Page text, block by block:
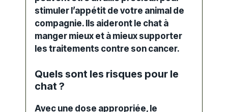
stimuler l’appétit de votre animal de
compagnie. Ils aideront le chat à
manger mieux et à mieux supporter
les traitements contre son cancer.
Quels sont les risques pour le
chat ?
Avec une dose appropriée, le